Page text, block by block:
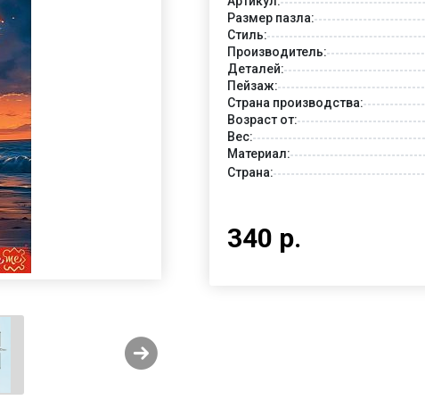
Размер пазла:
Стиль:
Производитель:
Деталей:
Пейзаж:
Страна производства:
Возраст от:
Вес:
Материал:
Страна:
340 р.